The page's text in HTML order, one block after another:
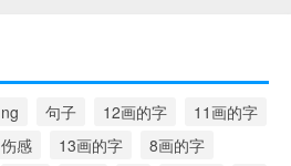
ng 句子 12画的字
11画的字
伤感 13画的字
8画的字